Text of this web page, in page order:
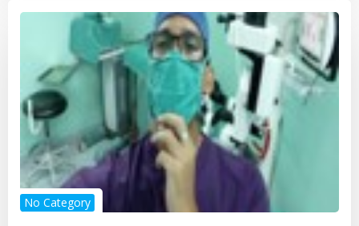
No Category